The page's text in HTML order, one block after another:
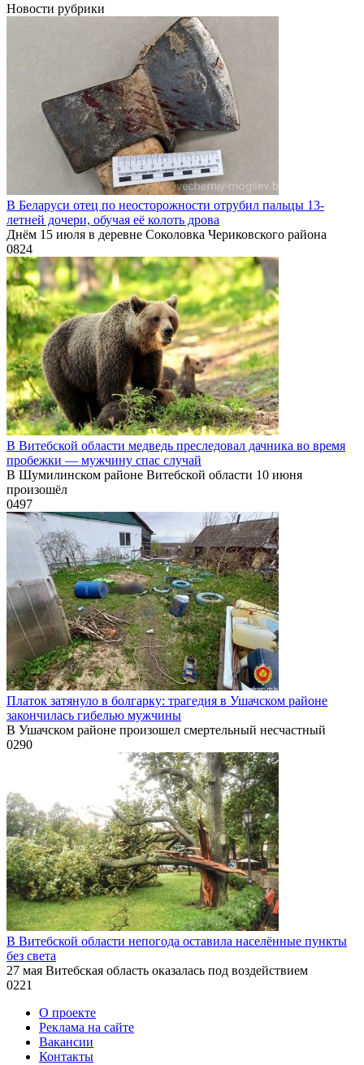
Новости рубрики
В Беларуси отец по неосторожности отрубил пальцы 13-
летней дочери, обучая её колоть дрова
Днём 15 июля в деревне Соколовка Чериковского района
0824
В Витебской области медведь преследовал дачника во время
пробежки — мужчину спас случай
В Шумилинском районе Витебской области 10 июня
произошёл
0497
Платок затянуло в болгарку: трагедия в Ушачском районе
закончилась гибелью мужчины
В Ушачском районе произошел смертельный несчастный
0290
В Витебской области непогода оставила населённые пункты
без света
27 мая Витебская область оказалась под воздействием
0221
О проекте
Реклама на сайте
Вакансии
Контакты